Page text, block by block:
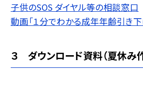
子供のSOS ダイヤル等の相談窓口
動画「１分でわかる成年年齢引き下
３ ダウンロード資料（夏休み